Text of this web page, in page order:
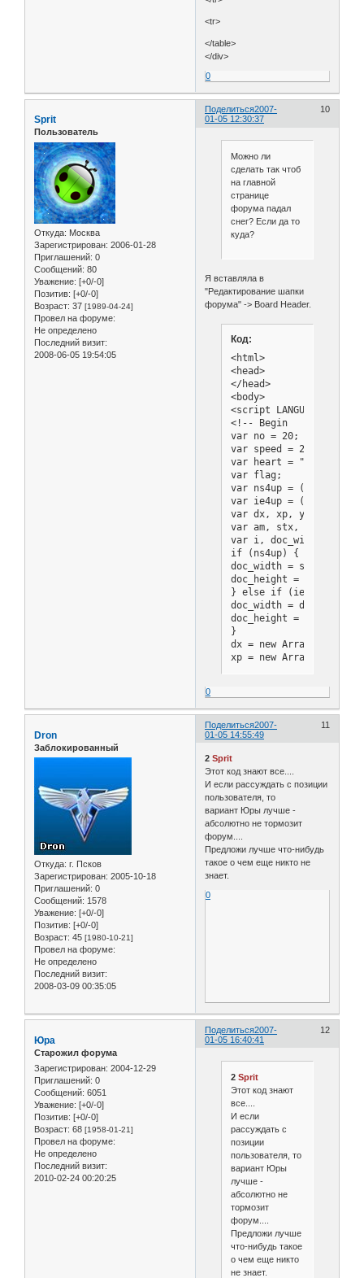
<tr>
</table>
</div>
0
Поделиться 10
2007-
01-05 12:30:37
Sprit
Пользователь
Откуда: Москва
Зарегистрирован: 2006-01-28
Приглашений: 0
Сообщений: 80
Уважение: [+0/-0]
Позитив: [+0/-0]
Возраст: 37 [1989-04-24]
Провел на форуме:
Не определено
Последний визит:
2008-06-05 19:54:05
Можно ли
сделать так чтоб
на главной
странице
форума падал
снег? Если да то
куда?
Я вставляла в
"Редактирование шапки
форума" -> Board Header.
Код:
<html>
<head>
</head>
<body>
<script
<!-- Begin
var no = 20;
var speed = 20;
var heart = "http://
var flag;
var ns4up =
var ie4up =
var dx, xp, yp;    //
var am, stx, sty;  //
var i, doc_width = 800,
if (ns4up) {
doc_width =
doc_height =
} else if (ie4up) {
doc_width =
doc_height =
}
dx = new Array();
xp = new Array();
amy = new Array();
stx = new Array();
sty = new Array();
flag = new Array();
dx[i] = 0;
xp[i] =
yp[i] =
amy[i] = 12+
amx[i] = 10+
stx[i] = 0.02 +
sty[i] = 0.7 +
flag[i] =
if (ns4up) {
if (i == 0) {
document.write("<div
} else {
document.write("<div
}
}
}
function snowNS() {  //
for (i = 0; i < no; ++
if (yp[i] > doc_height-
xp[i] = 10+
yp[i] = 0;
stx[i] = 0.02 +
0
Поделиться 11
2007-
01-05 14:55:49
Dron
Заблокированный
Откуда: г. Псков
Зарегистрирован: 2005-10-18
Приглашений: 0
Сообщений: 1578
Уважение: [+0/-0]
Позитив: [+0/-0]
Возраст: 45 [1980-10-21]
Провел на форуме:
Не определено
Последний визит:
2008-03-09 00:35:05
2Sprit
Этот код знают все....
И если рассуждать с позиции
пользователя, то
вариант Юры лучше -
абсолютно не тормозит
форум....
Предложи лучше что-нибудь
такое о чем еще никто не
знает.
0
Поделиться 12
2007-
01-05 16:40:41
Юра
Старожил форума
Зарегистрирован: 2004-12-29
Приглашений: 0
Сообщений: 6051
Уважение: [+0/-0]
Позитив: [+0/-0]
Возраст: 68 [1958-01-21]
Провел на форуме:
Не определено
Последний визит:
2010-02-24 00:20:25
2 Sprit
Этот код знают
все....
И если
рассуждать с
позиции
пользователя, то
вариант Юры
лучше -
абсолютно не
тормозит
форум....
Предложи лучше
что-нибудь такое
о чем еще никто
не знает.